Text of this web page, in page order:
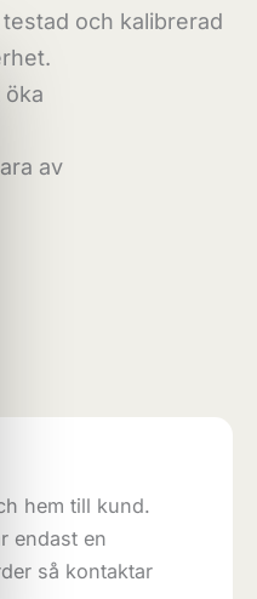
och kalibrerad
av
hem till kund.
endast en
så kontaktar